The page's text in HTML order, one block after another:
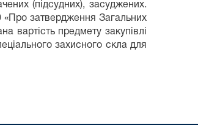
(підсудних), засуджених.
«Про затвердження Загальних
вартість предмету закупівлі
захисного скла для